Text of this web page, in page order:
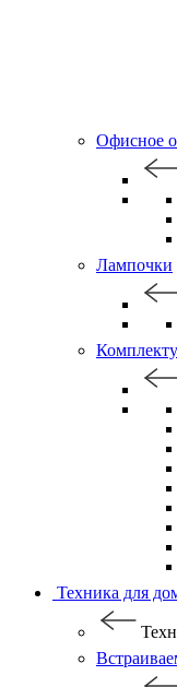
Офисное
Лампочки
Техника для